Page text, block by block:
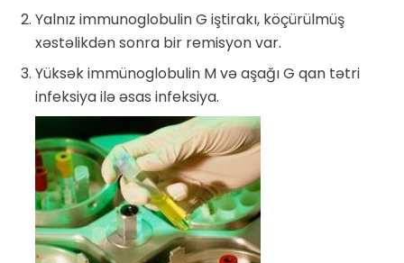
Yalnız immunoglobulin G iştirakı, köçürülmüş
xəstəlikdən sonra bir remisyon var.
Yüksək immünoglobulin M və aşağı G qan tətri
infeksiya ilə əsas infeksiya.